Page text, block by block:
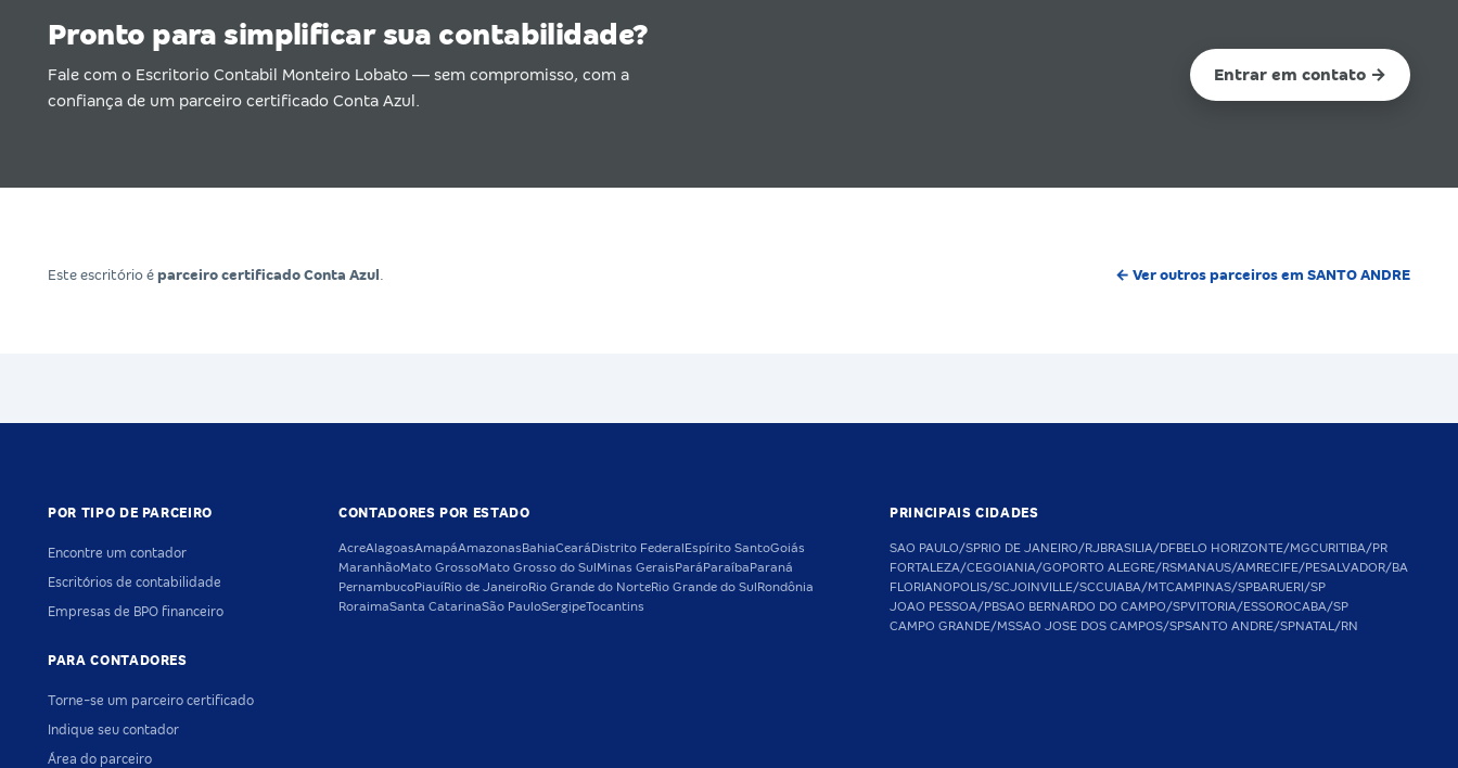
Pronto para simplificar sua contabilidade?
Fale com o Escritorio Contabil Monteiro Lobato — sem compromisso, com a
confiança de um parceiro certificado Conta Azul.
Entrar em contato →
Este escritório é parceiro certificado Conta Azul . ← Ver outros parceiros em SANTO ANDRE
POR TIPO DE PARCEIRO
Encontre um contador
Escritórios de contabilidade
Empresas de BPO financeiro
PARA CONTADORES
Torne-se um parceiro certificado
Indique seu contador
Área do parceiro
CONTADORES POR ESTADO
AcreAlagoasAmapáAmazonasBahiaCearáDistrito FederalEspírito SantoGoiás
MaranhãoMato GrossoMato Grosso do SulMinas GeraisParáParaíbaParaná
PernambucoPiauíRio de JaneiroRio Grande do NorteRio Grande do SulRondônia
RoraimaSanta CatarinaSão PauloSergipeTocantins
PRINCIPAIS CIDADES
SAO PAULO/SPRIO DE JANEIRO/RJBRASILIA/DFBELO HORIZONTE/MGCURITIBA/PR
FORTALEZA/CEGOIANIA/GOPORTO ALEGRE/RSMANAUS/AMRECIFE/PESALVADOR/BA
FLORIANOPOLIS/SCJOINVILLE/SCCUIABA/MTCAMPINAS/SPBARUERI/SP
JOAO PESSOA/PBSAO BERNARDO DO CAMPO/SPVITORIA/ESSOROCABA/SP
CAMPO GRANDE/MSSAO JOSE DOS CAMPOS/SPSANTO ANDRE/SPNATAL/RN